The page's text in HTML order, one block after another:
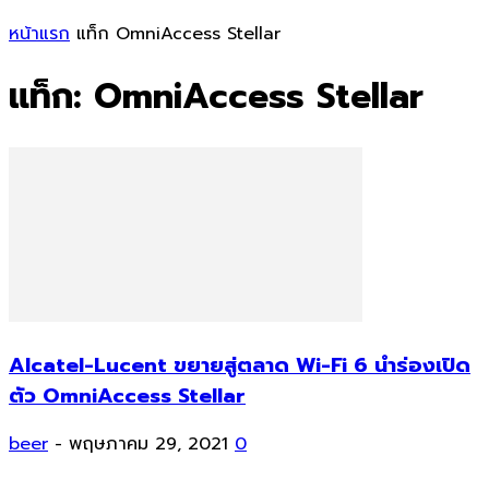
หน้าแรก แท็ก OmniAccess Stellar
แท็ก: OmniAccess Stellar
Alcatel-Lucent ขยายสู่ตลาด Wi-Fi 6 นำร่องเปิด
ตัว OmniAccess Stellar
beer - พฤษภาคม 29, 2021 0